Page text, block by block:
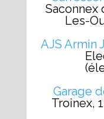
Saconnex
Les-
AJS Armin
Garage
Troinex,